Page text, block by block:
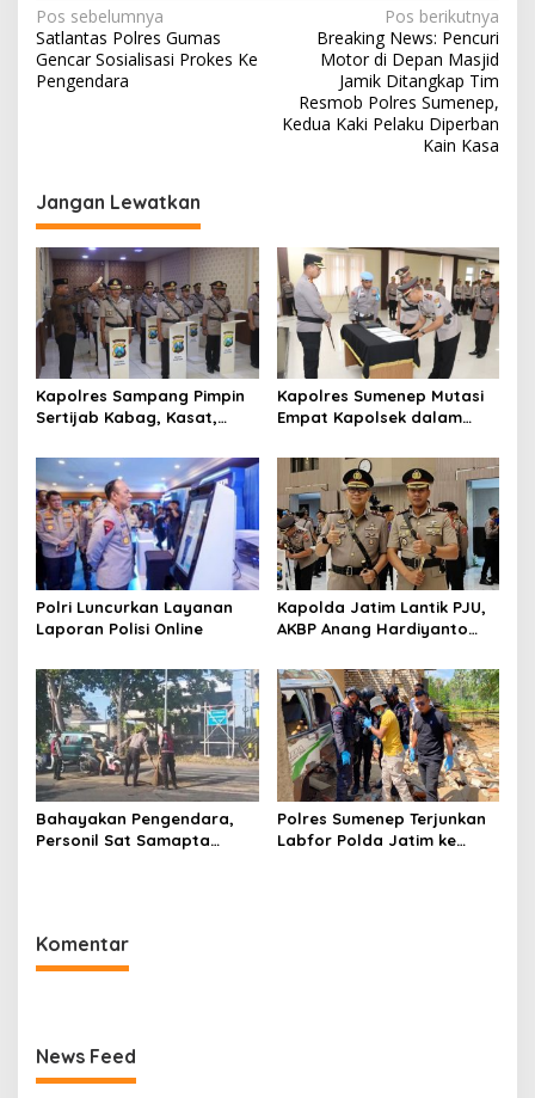
N
a
v
a
s
i
p
o
s
Pos sebelumnya
Satlantas Polres Gumas
Gencar Sosialisasi Prokes Ke
Pengendara
Pos berikutnya
Breaking News: Pencuri
Motor di Depan Masjid
Jamik Ditangkap Tim
Resmob Polres Sumenep,
Kedua Kaki Pelaku Diperban
Kain Kasa
Jangan Lewatkan
Kapolres Sampang Pimpin
Sertijab Kabag, Kasat,
Kapolres Sumenep Mutasi
Empat Kapolsek dalam
Polri Luncurkan Layanan
Laporan Polisi Online
Kapolda Jatim Lantik PJU,
AKBP Anang Hardiyanto
Bahayakan Pengendara,
Personil Sat Samapta
Polres Sumenep Terjunkan
Labfor Polda Jatim ke
Komentar
News Feed